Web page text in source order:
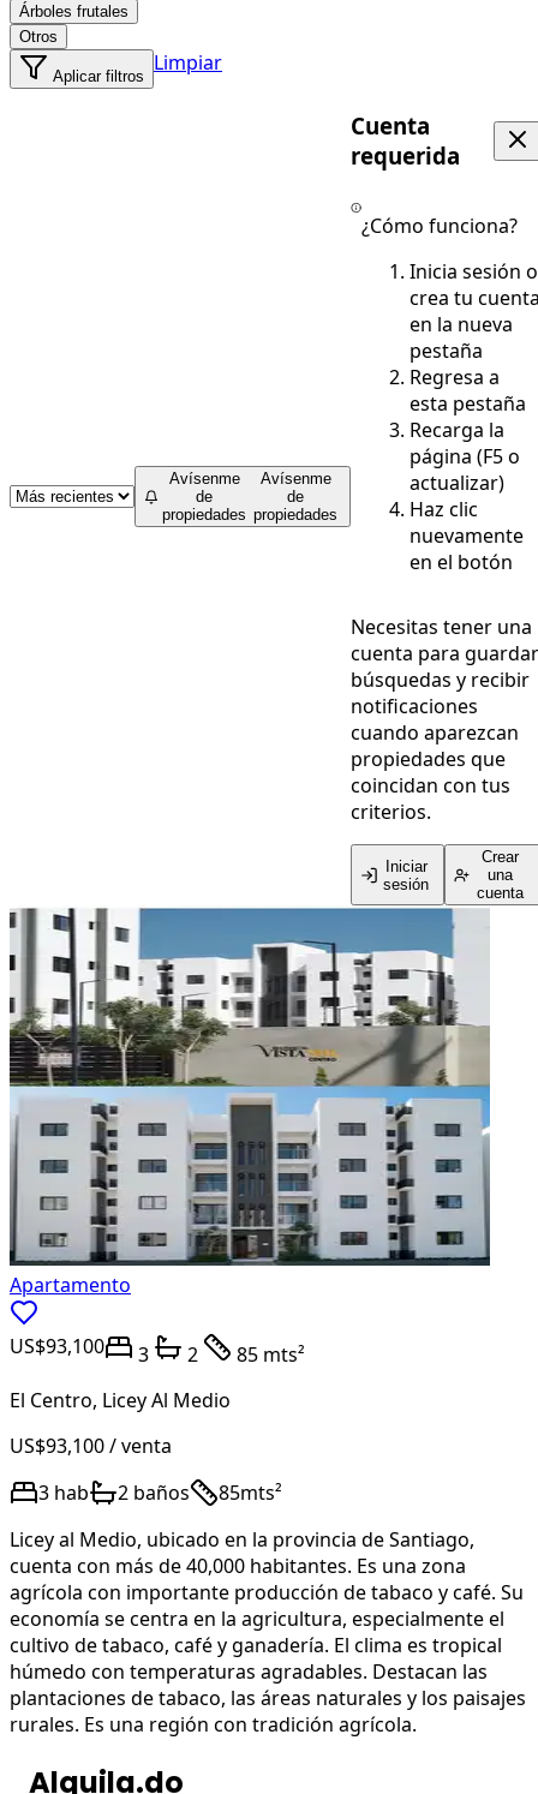
Árboles frutales
Otros
Aplicar filtros
Limpiar
Avísenme
de
propiedades
Avísenme
de
propiedades
Cuenta
requerida
¿Cómo funciona?
Inicia sesión o
crea tu
en la nueva
pestaña
Regresa a
esta pestaña
Recarga la
página (F5 o
actualizar)
Haz clic
nuevamente
en el botón
Necesitas tener una
cuenta para guardar
búsquedas y recibir
notificaciones
cuando aparezcan
propiedades que
coincidan con tus
criterios.
Iniciar
sesión
Crear
una
cuenta
Apartamento
US$93,100 3 2
85 mts²
El Centro, Licey Al Medio
US$93,100/ venta
3 hab 2 baños 85mts²
Licey al Medio, ubicado en la provincia de Santiago,
cuenta con más de 40,000 habitantes. Es una zona
agrícola con importante producción de tabaco y café. Su
economía se centra en la agricultura, especialmente el
cultivo de tabaco, café y ganadería. El clima es tropical
húmedo con temperaturas agradables. Destacan las
plantaciones de tabaco, las áreas naturales y los paisajes
rurales. Es una región con tradición agrícola.
Alquila.do